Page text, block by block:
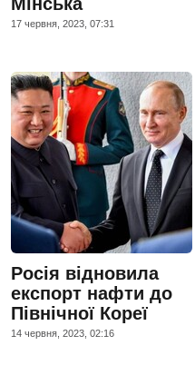
17 червня, 2023, 07:31
Росія відновила
експорт нафти до
Північної Кореї
14 червня, 2023, 02:16